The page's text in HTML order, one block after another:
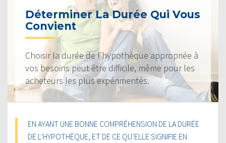
Déterminer La Durée Qui Vous
Convient
Choisir la durée de l’hypothèque appropriée à
vos besoins peut être difficile, même pour les
acheteurs les plus expérimentés.
EN AYANT UNE BONNE COMPRÉHENSION DE LA DURÉE
DE L’HYPOTHÈQUE, ET DE CE QU’ELLE SIGNIFIE EN